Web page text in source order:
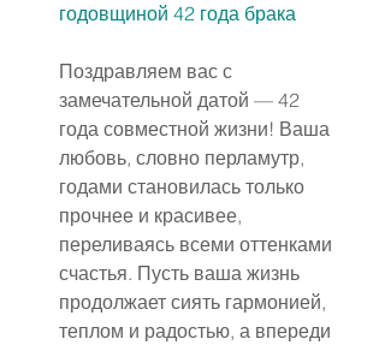
годовщиной 42 года брака
Поздравляем вас с
замечательной датой — 42
года совместной жизни! Ваша
любовь, словно перламутр,
годами становилась только
прочнее и красивее,
переливаясь всеми оттенками
счастья. Пусть ваша жизнь
продолжает сиять гармонией,
теплом и радостью, а впереди